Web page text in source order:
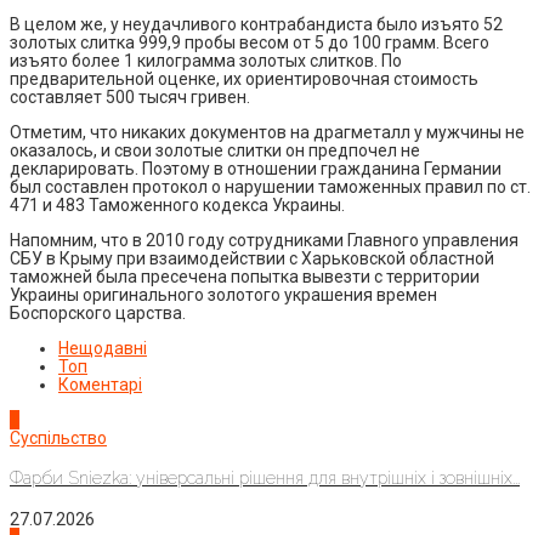
В целом же, у неудачливого контрабандиста было изъято 52
золотых слитка 999,9 пробы весом от 5 до 100 грамм. Всего
изъято более 1 килограмма золотых слитков. По
предварительной оценке, их ориентировочная стоимость
составляет 500 тысяч гривен.
Отметим, что никаких документов на драгметалл у мужчины не
оказалось, и свои золотые слитки он предпочел не
декларировать. Поэтому в отношении гражданина Германии
был составлен протокол о нарушении таможенных правил по ст.
471 и 483 Таможенного кодекса Украины.
Напомним, что в 2010 году сотрудниками Главного управления
СБУ в Крыму при взаимодействии с Харьковской областной
таможней была пресечена попытка вывезти с территории
Украины оригинального золотого украшения времен
Боспорского царства.
Нещодавні
Топ
Коментарі
Суспільство
Фарби Sniezka: універсальні рішення для внутрішніх і зовнішніх...
27.07.2026